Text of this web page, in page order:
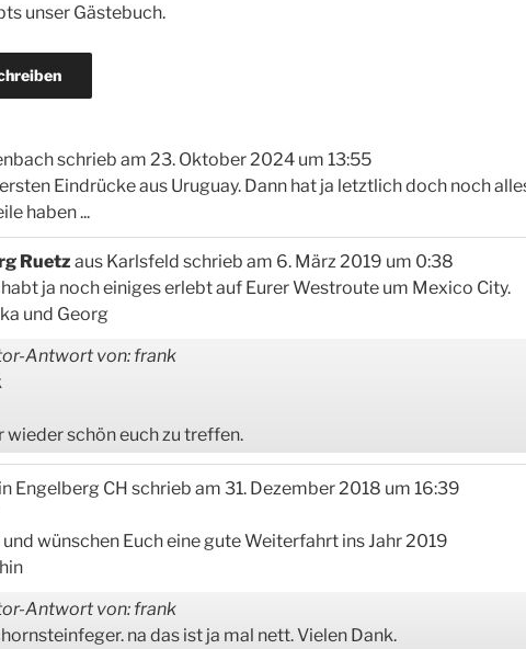
unser Gästebuch.
schrieb am 23. Oktober 2024 um 13:55
Eindrücke aus Uruguay. Dann hat ja letztlich doch noch
haben ...
Ruetz aus Karlsfeld schrieb am 6. März 2019 um 0:38
ja noch einiges erlebt auf Eurer Westroute um Mexico City.
und Georg
Antwort von: frank
wieder schön euch zu treffen.
Engelberg CH schrieb am 31. Dezember 2018 um 16:39
wünschen Euch eine gute Weiterfahrt ins Jahr 2019
Antwort von: frank
na das ist ja mal nett. Vielen Dank.